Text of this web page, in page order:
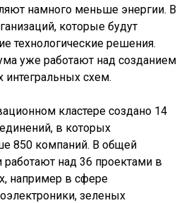
намного меньше энергии. В
которые будут
технологические решения.
уже работают над созданием
схем.
кластере создано 14
в которых
850 компаний. В общей
работают над 36 проектами в
например в сфере
зеленых